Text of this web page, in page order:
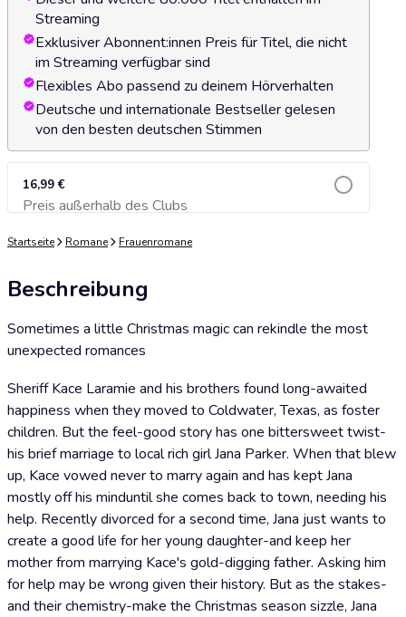
Streaming
Exklusiver Abonnent:innen Preis für Titel, die nicht
im Streaming verfügbar sind
Flexibles Abo passend zu deinem Hörverhalten
Deutsche und internationale Bestseller gelesen
von den besten deutschen Stimmen
16,99 €
Preis außerhalb des ClubsZum Warenkorb hinzufügen
Startseite Romane Frauenromane
Beschreibung
Sometimes a little Christmas magic can rekindle the most
unexpected romances
Sheriff Kace Laramie and his brothers found long-awaited
happiness when they moved to Coldwater, Texas, as foster
children. But the feel-good story has one bittersweet twist-
his brief marriage to local rich girl Jana Parker. When that blew
up, Kace vowed never to marry again and has kept Jana
mostly off his minduntil she comes back to town, needing his
help. Recently divorced for a second time, Jana just wants to
create a good life for her young daughter-and keep her
mother from marrying Kace's gold-digging father. Asking him
for help may be wrong given their history. But as the stakes-
and their chemistry-make the Christmas season sizzle, Jana